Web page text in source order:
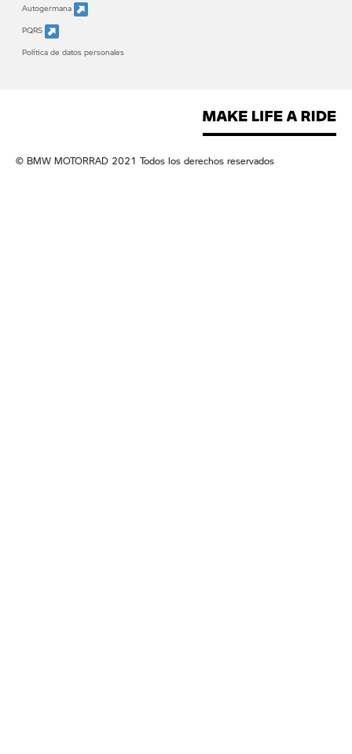
Autogermana
PQRS
Política de datos personales
© BMW MOTORRAD 2021 Todos los derechos reservados